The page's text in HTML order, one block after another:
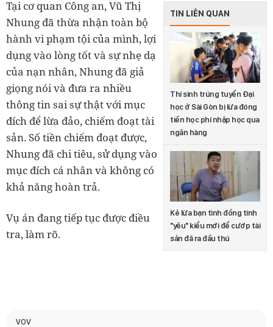
TIN LIÊN QUAN
Thí sinh trúng tuyển Đại
học ở Sài Gòn bị lừa đóng
tiền học phí nhập học qua
ngân hàng
Kẻ lừa bạn tình đồng tính
"yêu" kiểu mới để cướp tài
sản đã ra đầu thú
Tại cơ quan Công an, Vũ Thị
Nhung đã thừa nhận toàn bộ
hành vi phạm tội của mình, lợi
dụng vào lòng tốt và sự nhẹ dạ
của nạn nhân, Nhung đã giả
giọng nói và đưa ra nhiều
thông tin sai sự thật với mục
đích để lừa đảo, chiếm đoạt tài
sản. Số tiền chiếm đoạt được,
Nhung đã chi tiêu, sử dụng vào
mục đích cá nhân và không có
khả năng hoàn trả.
Vụ án đang tiếp tục được điều
tra, làm rõ.
VOV